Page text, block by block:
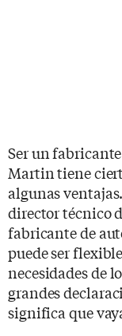
Ser un
Martin tiene
algunas
director técnico
fabricante de
puede ser
necesidades de
grandes
significa que